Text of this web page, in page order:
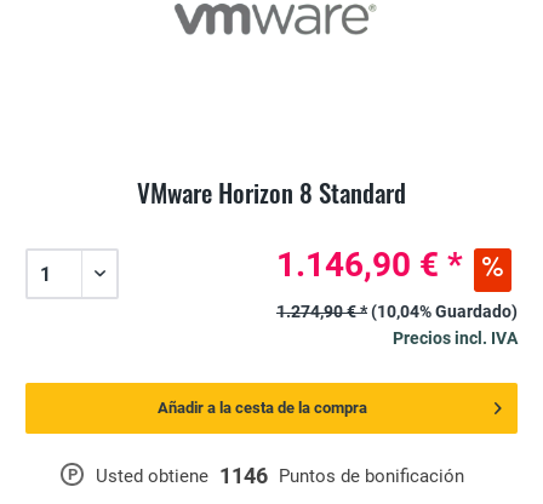
VMware Horizon 8 Standard
P Usted obtiene 1146 Puntos de bonificación
1.146,90 € *
1.274,90 € *(10,04% Guardado)
Precios incl. IVA
Añadir a la cesta de la compra